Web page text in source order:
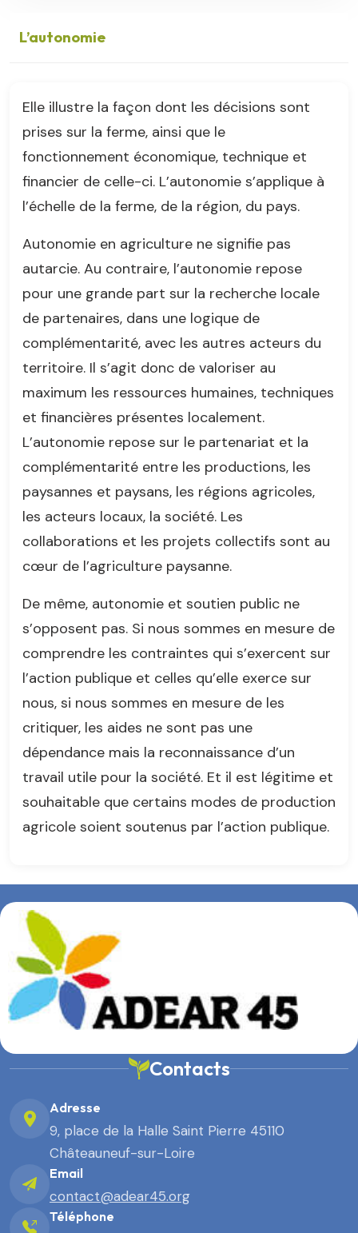
L’autonomie
Elle illustre la façon dont les décisions sont
prises sur la ferme, ainsi que le
fonctionnement économique, technique et
financier de celle-ci. L’autonomie s’applique à
l’échelle de la ferme, de la région, du pays.
Autonomie en agriculture ne signifie pas
autarcie. Au contraire, l’autonomie repose
pour une grande part sur la recherche locale
de partenaires, dans une logique de
complémentarité, avec les autres acteurs du
territoire. Il s’agit donc de valoriser au
maximum les ressources humaines, techniques
et financières présentes localement.
L’autonomie repose sur le partenariat et la
complémentarité entre les productions, les
paysannes et paysans, les régions agricoles,
les acteurs locaux, la société. Les
collaborations et les projets collectifs sont au
cœur de l’agriculture paysanne.
De même, autonomie et soutien public ne
s’opposent pas. Si nous sommes en mesure de
comprendre les contraintes qui s’exercent sur
l’action publique et celles qu’elle exerce sur
nous, si nous sommes en mesure de les
critiquer, les aides ne sont pas une
dépendance mais la reconnaissance d’un
travail utile pour la société. Et il est légitime et
souhaitable que certains modes de production
agricole soient soutenus par l’action publique.
Contacts
Adresse
9, place de la Halle Saint Pierre 45110
Châteauneuf-sur-Loire
Email
contact@adear45.org
Téléphone